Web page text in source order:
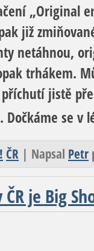
„Original
již
netáhnou,
trhákem.
jistě
Dočkáme se v
ČR | Napsal Petr
je Big